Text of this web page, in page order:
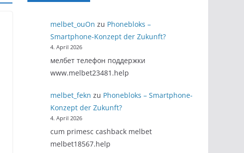
melbet_ouOn zu Phonebloks –
Smartphone-Konzept der Zukunft?
4. April 2026
мелбет телефон поддержки
www.melbet23481.help
melbet_fekn zu Phonebloks – Smartphone-
Konzept der Zukunft?
4. April 2026
cum primesc cashback melbet
melbet18567.help